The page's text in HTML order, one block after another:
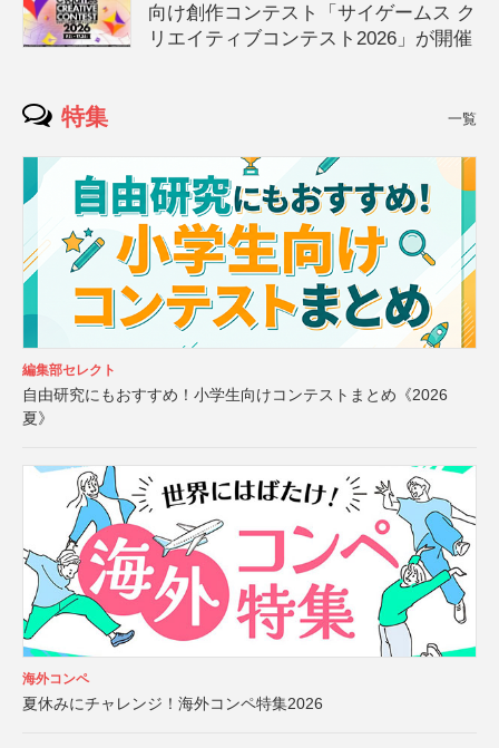
向け創作コンテスト「サイゲームス ク
リエイティブコンテスト2026」が開催
特集 一覧
編集部セレクト
自由研究にもおすすめ！小学生向けコンテストまとめ《2026
夏》
海外コンペ
夏休みにチャレンジ！海外コンペ特集2026